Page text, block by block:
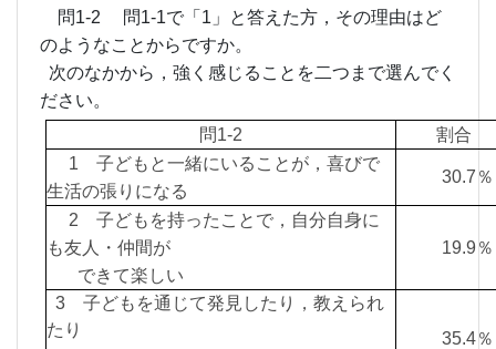
問1-2 問1-1で「1」と答えた方，その理由はど
のようなことからですか。
次のなかから，強く感じることを二つまで選んでく
ださい。
問1-2
割合
1 子どもと一緒にいることが，喜びで
生活の張りになる
30.7
2 子どもを持ったことで，自分自身に
も友人・仲間が
できて楽しい
19.9
3 子どもを通じて発見したり，教えられ
たり
35.4